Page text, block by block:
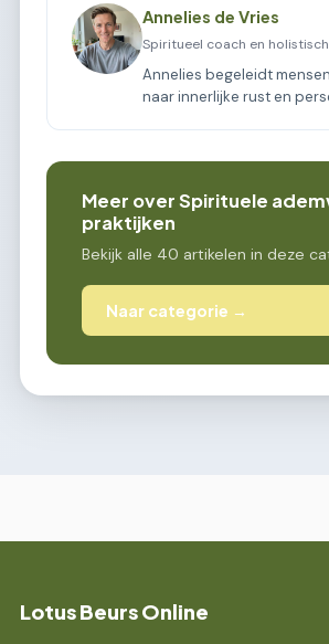
Annelies de Vries
Spiritueel coach en
Annelies begeleidt
naar innerlijke rust en
Meer over Spirituele
praktijken
Bekijk alle 40 artikelen in deze
Naar categorie →
Lotus Beurs Online